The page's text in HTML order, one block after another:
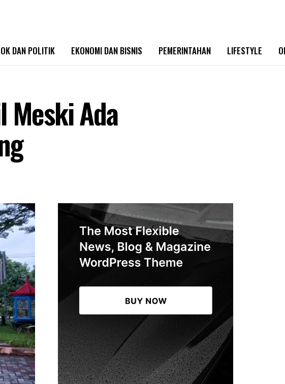
DAN POLITIK EKONOMI DAN BISNIS PEMERINTAHAN LIFESTYLE
Meski Ada